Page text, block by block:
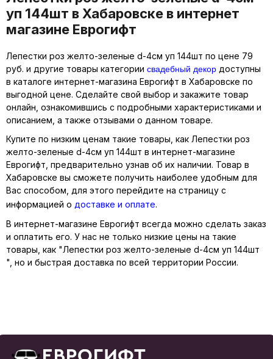
уп 144шт в Хабаровске в интернет
магазине Еврогифт
Лепестки роз желто-зеленые d-4см уп 144шт по цене 79
руб. и другие товары категории свадебный декор доступны
в каталоге интернет-магазина Еврогифт в Хабаровске по
выгодной цене. Сделайте свой выбор и закажите товар
онлайн, ознакомившись с подробными характеристиками и
описанием, а также отзывами о данном товаре.
Купите по низким ценам такие товары, как Лепестки роз
желто-зеленые d-4см уп 144шт в интернет-магазине
Еврогифт, предварительно узнав об их наличии. Товар в
Хабаровске вы сможете получить наиболее удобным для
Вас способом, для этого перейдите на страницу с
информацией о доставке и оплате.
В интернет-магазине Еврогифт всегда можно сделать заказ
и оплатить его. У нас не только низкие цены на такие
товары, как "Лепестки роз желто-зеленые d-4см уп 144шт
", но и быстрая доставка по всей территории России.